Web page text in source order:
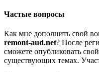
Частые вопросы
Как мне дополнить свой
remont-aud.net? После
сможете опубликовать
существующих темах.